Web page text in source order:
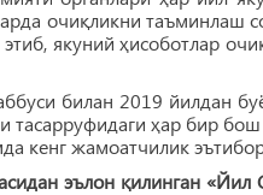
очиқликни таъминлаш
якуний ҳисоботлар
билан 2019
тасарруфидаги ҳар бир
кенг жамоатчилик
эълон қилинган